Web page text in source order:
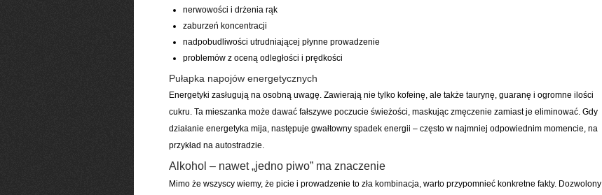
nerwowości i drżenia rąk
zaburzeń koncentracji
nadpobudliwości utrudniającej płynne prowadzenie
problemów z oceną odległości i prędkości
Pułapka napojów energetycznych
Energetyki zasługują na osobną uwagę. Zawierają nie tylko kofeinę, ale także taurynę, guaranę i ogromne ilości
cukru. Ta mieszanka może dawać fałszywe poczucie świeżości, maskując zmęczenie zamiast je eliminować. Gdy
działanie energetyka mija, następuje gwałtowny spadek energii – często w najmniej odpowiednim momencie, na
przykład na autostradzie.
Alkohol – nawet „jedno piwo” ma znaczenie
Mimo że wszyscy wiemy, że picie i prowadzenie to zła kombinacja, warto przypomnieć konkretne fakty. Dozwolony